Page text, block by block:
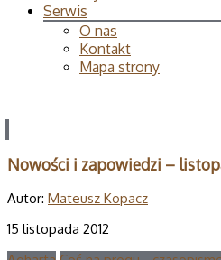
Serwis
O nas
Kontakt
Mapa strony
Nowości i zapowiedzi –
Autor: Mateusz Kopacz
15 listopada 2012